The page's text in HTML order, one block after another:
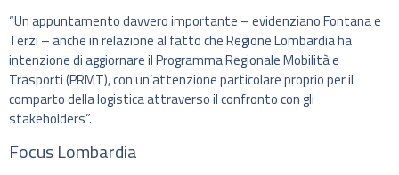
“Un appuntamento davvero importante – evidenziano Fontana e
Terzi – anche in relazione al fatto che Regione Lombardia ha
intenzione di aggiornare il Programma Regionale Mobilità e
Trasporti (PRMT), con un’attenzione particolare proprio per il
comparto della logistica attraverso il confronto con gli
stakeholders”.
Focus Lombardia